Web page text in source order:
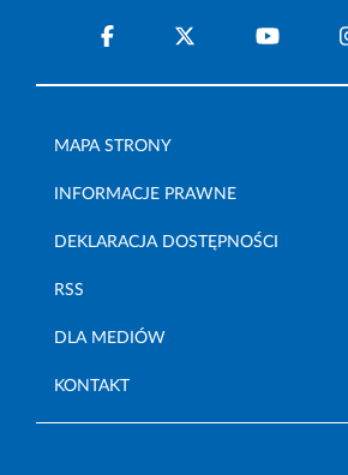
MAPA STRONY
INFORMACJE PRAWNE
DEKLARACJA DOSTĘPNOŚCI
RSS
DLA MEDIÓW
KONTAKT